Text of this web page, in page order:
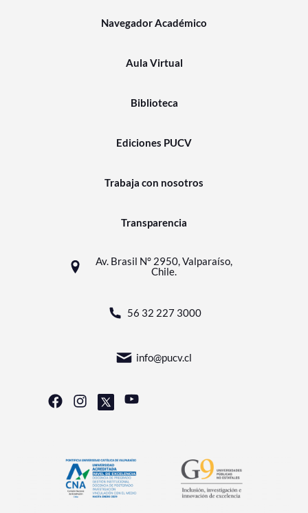
Navegador Académico
Aula Virtual
Biblioteca
Ediciones PUCV
Trabaja con nosotros
Transparencia
Av. Brasil N° 2950, Valparaíso,
Chile.
56 32 227 3000
info@pucv.cl